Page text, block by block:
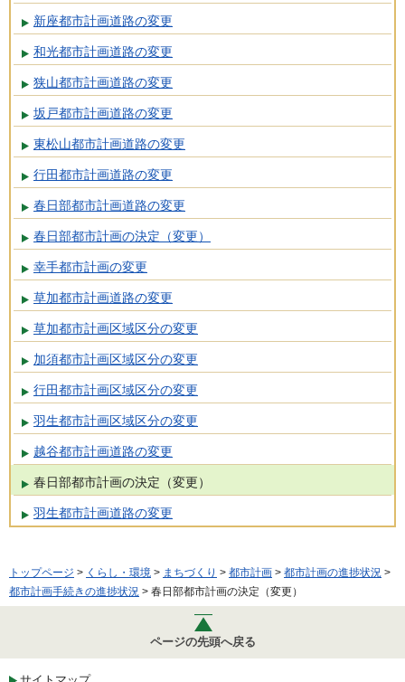
新座都市計画道路の変更
和光都市計画道路の変更
狭山都市計画道路の変更
坂戸都市計画道路の変更
東松山都市計画道路の変更
行田都市計画道路の変更
春日部都市計画道路の変更
春日部都市計画の決定（変更）
幸手都市計画の変更
草加都市計画道路の変更
草加都市計画区域区分の変更
加須都市計画区域区分の変更
行田都市計画区域区分の変更
羽生都市計画区域区分の変更
越谷都市計画道路の変更
春日部都市計画の決定（変更）
羽生都市計画道路の変更
トップページ > くらし・環境 > まちづくり > 都市計画 > 都市計画の進捗状況 >
都市計画手続きの進捗状況 > 春日部都市計画の決定（変更）
ページの先頭へ戻る